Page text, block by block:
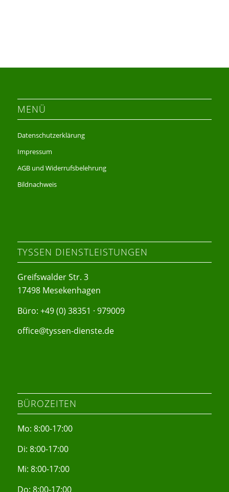
MENÜ
Datenschutzerklärung
Impressum
AGB und Widerrufsbelehrung
Bildnachweis
TYSSEN DIENSTLEISTUNGEN
Greifswalder Str. 3
17498 Mesekenhagen
Büro: +49 (0) 38351 · 979009
office@tyssen-dienste.de
BÜROZEITEN
Mo: 8:00-17:00
Di: 8:00-17:00
Mi: 8:00-17:00
Do: 8:00-17:00